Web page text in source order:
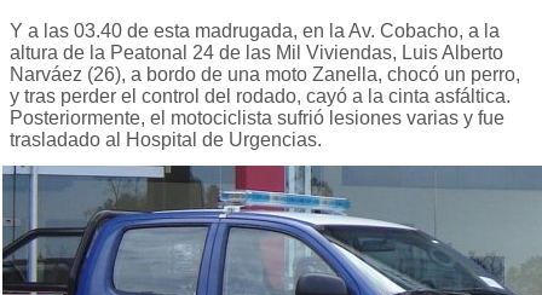
Y a las 03.40 de esta madrugada, en la Av. Cobacho, a la
altura de la Peatonal 24 de las Mil Viviendas, Luis Alberto
Narváez (26), a bordo de una moto Zanella, chocó un perro,
y tras perder el control del rodado, cayó a la cinta asfáltica.
Posteriormente, el motociclista sufrió lesiones varias y fue
trasladado al Hospital de Urgencias.